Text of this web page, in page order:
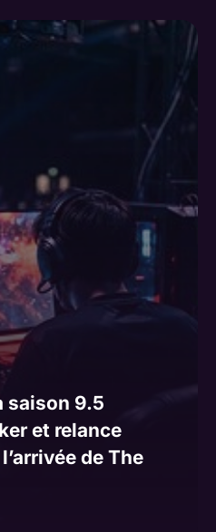
saison 9.5
et relance
de The